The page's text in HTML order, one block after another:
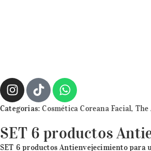
Categorias: Cosmética Coreana Facial, The
SET 6 productos
SET 6 productos Antienvejecimiento para